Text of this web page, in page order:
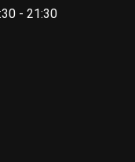
- 21:30